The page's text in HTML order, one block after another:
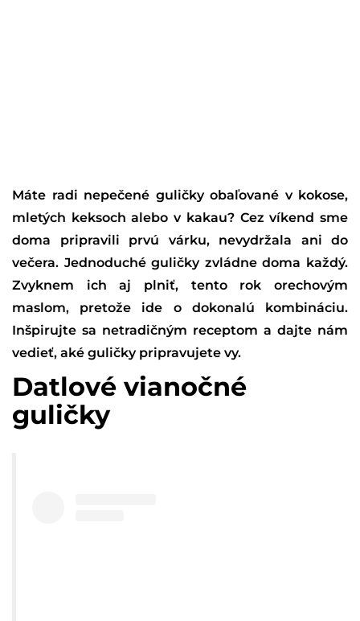
Máte radi nepečené guličky obaľované v kokose,
mletých keksoch alebo v kakau? Cez víkend sme
doma pripravili prvú várku, nevydržala ani do
večera. Jednoduché guličky zvládne doma každý.
Zvyknem ich aj plniť, tento rok orechovým
maslom, pretože ide o dokonalú kombináciu.
Inšpirujte sa netradičným receptom a dajte nám
vedieť, aké guličky pripravujete vy.
Datlové vianočné
guličky